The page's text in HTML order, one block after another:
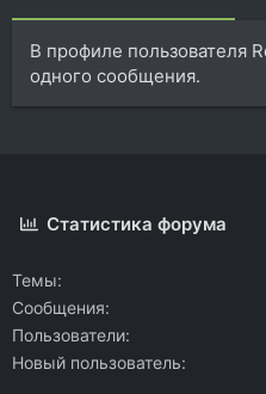
В профиле пользователя
одного сообщения.
Статистика форума
Темы
Сообщения
Пользователи
Новый пользователь